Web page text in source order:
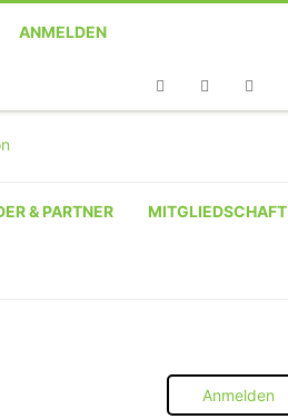
ANMELDEN
& PARTNER MITGLIEDSCHAFT
INSTITUTION
Anmelden